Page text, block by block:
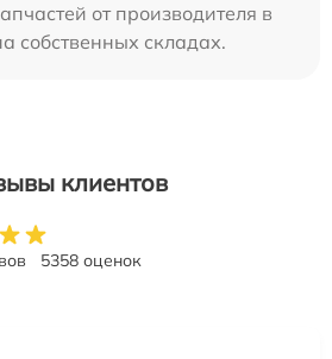
от производителя в
собственных складах.
клиентов
5358 оценок